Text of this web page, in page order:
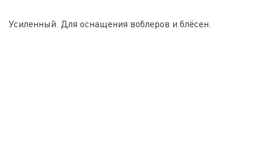
Усиленный. Для оснащения воблеров и блёсен.